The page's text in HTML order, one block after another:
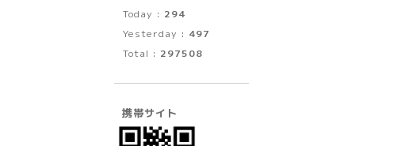
Today : 294
Yesterday : 497
Total : 297508
携帯サイト